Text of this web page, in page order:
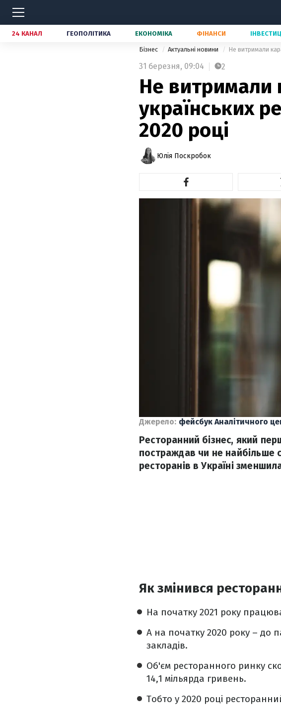
24 КАНАЛ ГЕОПОЛІТИКА ЕКОНОМІКА ФІНАНСИ
Бізнес Актуальні новини Не витримали
31 березня, 09:04 2
Не витримали
українських
2020 році
Юлія Поскробок
Джерело: фейсбук Аналітичного
Ресторанний бізнес, який
постраждав чи не найбільше
ресторанів в Україні
Як змінився
На початку 2021 року
А на початку 2020 року – до
закладів.
Об'єм ресторанного ринку
14,1 мільярда гривень.
Тобто у 2020 році